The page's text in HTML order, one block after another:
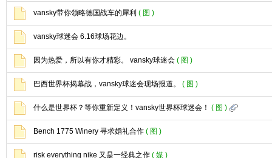
vansky带你领略德国战车的犀利 ( 图 )
vansky球迷会 6.16球场花边。
因为热爱，所以有你才精彩。 vansky球迷会 ( 图 )
巴西世界杯揭幕战，vansky球迷会现场报道。 ( 图 )
什么是世界杯？等你重新定义！vansky世界杯球迷会！ ( 图 )
Bench 1775 Winery 寻求婚礼合作 ( 图 )
risk everything nike 又是一经典之作 ( 媒 )